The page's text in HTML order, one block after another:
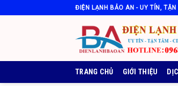
to
ĐIỆN LẠNH BẢO AN - UY TÍN, TẬN
TRANG CHỦ GIỚI THIỆU